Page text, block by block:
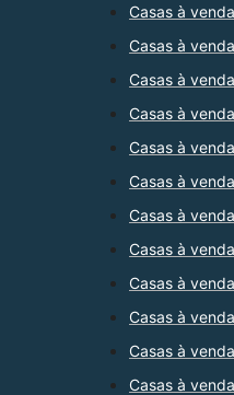
Casas à
Casas à
Casas à
Casas à
Casas à
Casas à
Casas à
Casas à
Casas à
Casas à
Casas à
Casas à